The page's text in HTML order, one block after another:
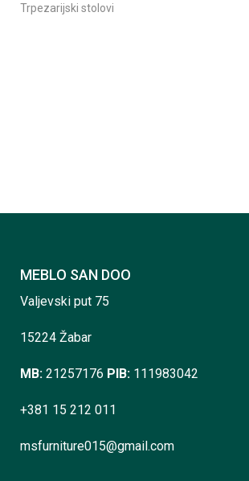
Trpezarijski stolovi
MEBLO SAN DOO
Valjevski put 75
15224 Žabar
MB: 21257176 PIB: 111983042
+381 15 212 011
msfurniture015@gmail.com